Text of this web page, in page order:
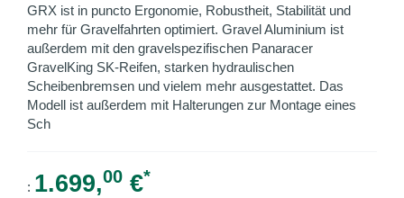
GRX ist in puncto Ergonomie, Robustheit, Stabilität und
mehr für Gravelfahrten optimiert. Gravel Aluminium ist
außerdem mit den gravelspezifischen Panaracer
GravelKing SK-Reifen, starken hydraulischen
Scheibenbremsen und vielem mehr ausgestattet. Das
Modell ist außerdem mit Halterungen zur Montage eines
Sch
: 1.699,00 €*